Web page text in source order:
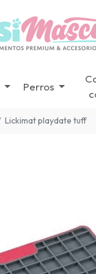
Perros
Lickimat playdate tuff